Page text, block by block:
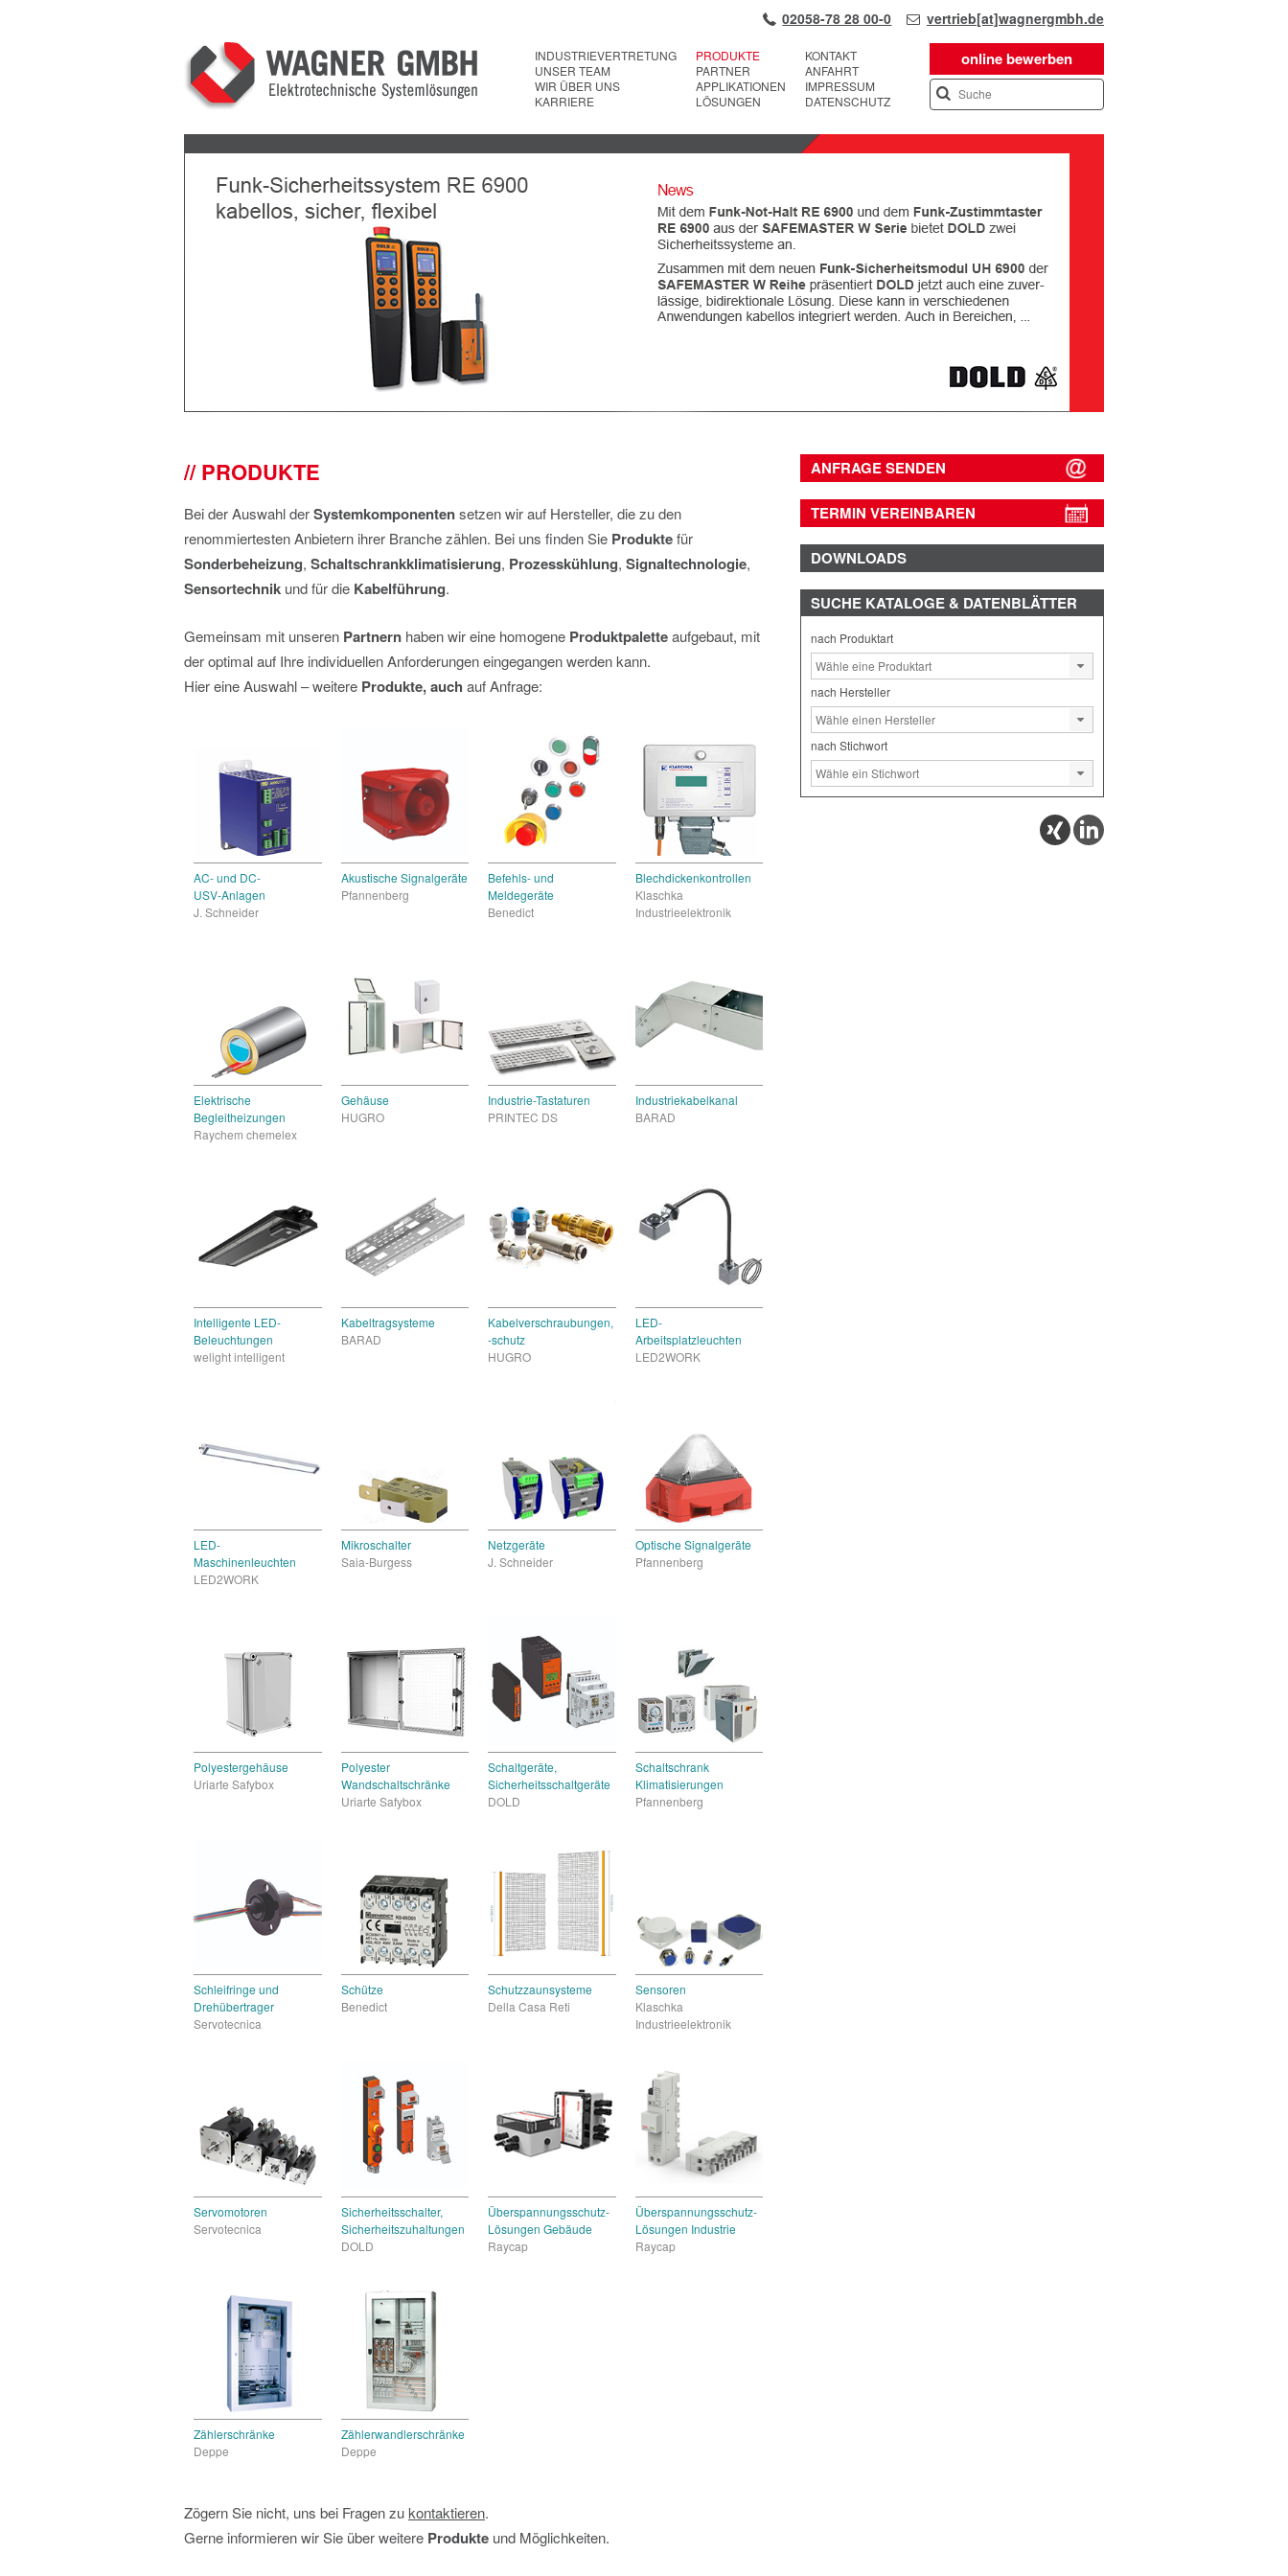
02058-78 28 00-0 vertrieb[at]wagnergmbh.de
online bewerben
INDUSTRIEVERTRETUNG
UNSER TEAM
WIR ÜBER UNS
KARRIERE
PRODUKTE
PARTNER
APPLIKATIONEN
LÖSUNGEN
KONTAKT
ANFAHRT
IMPRESSUM
DATENSCHUTZ
Next
PRODUKTE
Bei der Auswahl derSystemkomponentensetzen wir auf Hersteller, die zu den
renommiertesten Anbietern ihrer Branche zählen. Bei uns finden Sie Produktefür
Sonderbeheizung, Schaltschrankklimatisierung, Prozesskühlung, Signaltechnologie,
Sensortechnik und für die Kabelführung.
Gemeinsam mit unseren Partnern haben wir eine homogene Produktpaletteaufgebaut, mit
der optimal auf Ihre individuellen Anforderungen eingegangen werden kann.
Hier eine Auswahl – weitere Produkte, auch auf Anfrage:
AC- und DC-
USV-Anlagen
J. Schneider
Akustische Signalgeräte
Pfannenberg
Befehls- und
Meldegeräte
Benedict
Blechdickenkontrollen
Klaschka
Industrieelektronik
Elektrische
Begleitheizungen
Raychem chemelex
Gehäuse
HUGRO
Industrie-Tastaturen
PRINTEC DS
Industriekabelkanal
BARAD
Intelligente LED-
Beleuchtungen
welight intelligent
Kabeltragsysteme
BARAD
Kabelverschraubungen,
-schutz
HUGRO
LED-
Arbeitsplatzleuchten
LED2WORK
LED-
Maschinenleuchten
LED2WORK
Mikroschalter
Saia-Burgess
Netzgeräte
J. Schneider
Optische Signalgeräte
Pfannenberg
Polyestergehäuse
Uriarte Safybox
Polyester
Wandschaltschränke
Uriarte Safybox
Schaltgeräte,
Sicherheitsschaltgeräte
DOLD
Schaltschrank
Klimatisierungen
Pfannenberg
Schleifringe und
Drehübertrager
Servotecnica
Schütze
Benedict
Schutzzaunsysteme
Della Casa Reti
Sensoren
Klaschka
Industrieelektronik
Servomotoren
Servotecnica
Sicherheitsschalter,
Sicherheitszuhaltungen
DOLD
Überspannungsschutz-
Lösungen Gebäude
Raycap
Überspannungsschutz-
Lösungen Industrie
Raycap
Zählerschränke
Deppe
Zählerwandlerschränke
Deppe
Zögern Sie nicht, uns bei Fragen zukontaktieren.
Gerne informieren wir Sie über weitere Produkte und Möglichkeiten.
ANFRAGE SENDEN
TERMIN VEREINBAREN
DOWNLOADS
SUCHE KATALOGE & DATENBLÄTTER
nach Produktart
nach Hersteller
nach Stichwort